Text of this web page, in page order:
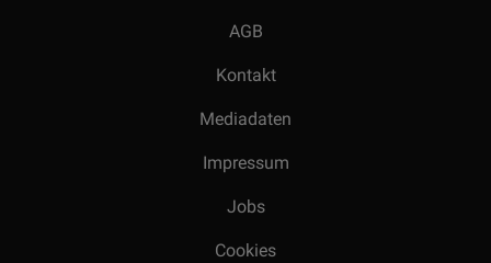
AGB
Kontakt
Mediadaten
Impressum
Jobs
Cookies